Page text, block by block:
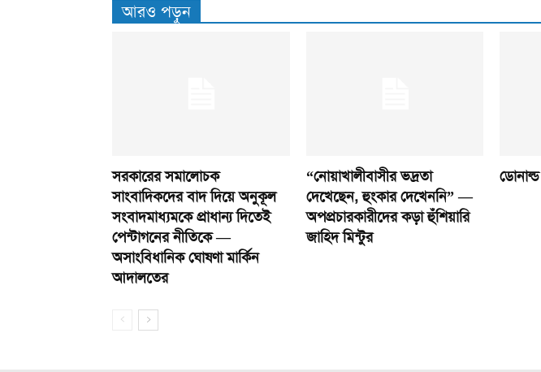
আরও পড়ুন
সরকারের সমালোচক
সাংবাদিকদের বাদ দিয়ে অনুকূল
সংবাদমাধ্যমকে প্রাধান্য দিতেই
পেন্টাগনের নীতিকে —
অসাংবিধানিক ঘোষণা মার্কিন
আদালতের
“নোয়াখালীবাসীর ভদ্রতা
দেখেছেন, হুংকার দেখেননি” —
অপপ্রচারকারীদের কড়া হুঁশিয়ারি
জাহিদ মিন্টুর
ডোনাল্ড